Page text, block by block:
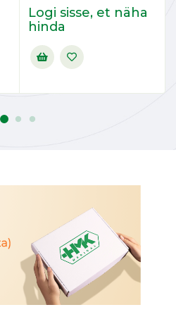
Logi sisse, et näha
hinda